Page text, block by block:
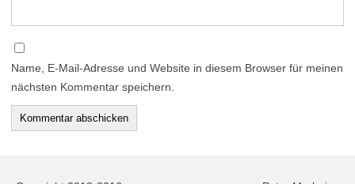
Name, E-Mail-Adresse und Website in diesem Browser für meinen
nächsten Kommentar speichern.